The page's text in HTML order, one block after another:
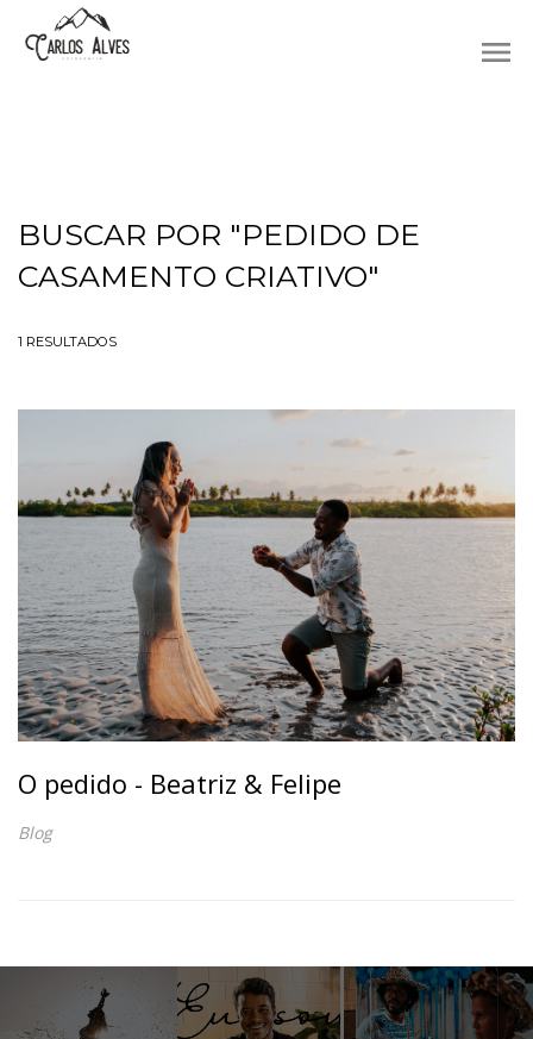
menu
BUSCAR POR "PEDIDO DE
CASAMENTO CRIATIVO"
1 RESULTADOS
O pedido - Beatriz & Felipe
Blog